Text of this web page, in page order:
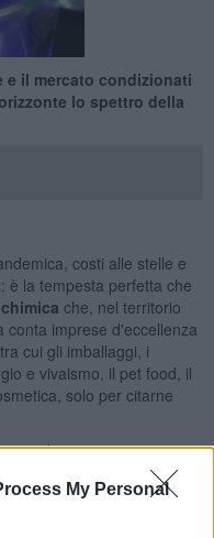
My Personal
il mercato condizionati
lo spettro della
costi alle stelle e
è la tempesta perfetta che
che, nel territorio
conta imprese d'eccellenza
cui gli imballaggi, i
e vivaismo, il pet food, il
solo per citarne
la congiuntura, con
come il 2020
un andamento che ha